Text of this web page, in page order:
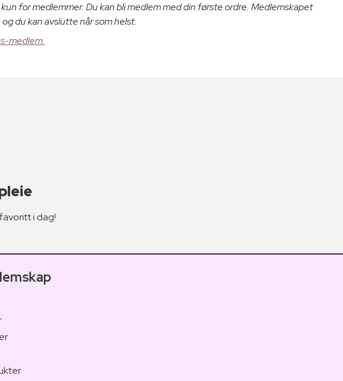
for medlemmer. Du kan bli medlem med din første ordre. Medlemskapet
du kan avslutte når som helst.
medlem.
i dag!